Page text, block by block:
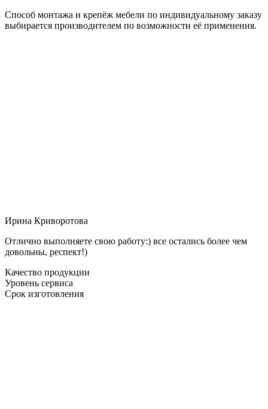
Способ монтажа и крепёж мебели по индивидуальному заказу
выбирается производителем по возможности её применения.
Ирина Криворотова
Отлично выполняете свою работу:) все остались более чем
довольны, респект!)
Качество продукции
Уровень сервиса
Срок изготовления